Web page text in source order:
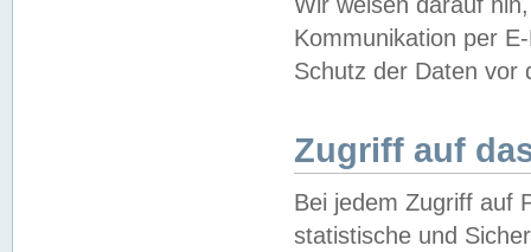
Wir weisen darauf
Kommunikation per
Schutz der Daten vor
Zugriff auf
Bei jedem Zugriff auf
statistische und